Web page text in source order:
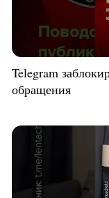
Telegram
обращения